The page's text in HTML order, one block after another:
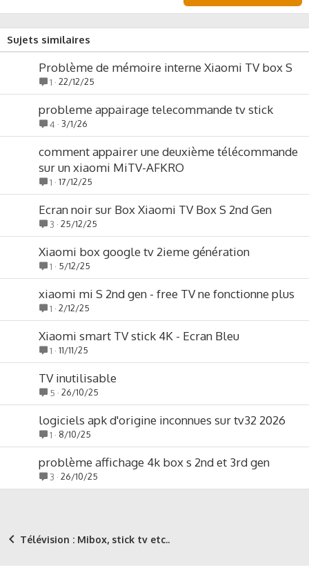
Sujets similaires
Problème de mémoire interne Xiaomi TV box S
1 22/12/25
probleme appairage telecommande tv stick
4 3/1/26
comment appairer une deuxième télécommande
sur un xiaomi MiTV-AFKRO
1 17/12/25
Ecran noir sur Box Xiaomi TV Box S 2nd Gen
3 25/12/25
Xiaomi box google tv 2ieme génération
1 5/12/25
xiaomi mi S 2nd gen - free TV ne fonctionne plus
1 2/12/25
Xiaomi smart TV stick 4K - Ecran Bleu
1 11/11/25
TV inutilisable
5 26/10/25
logiciels apk d'origine inconnues sur tv32 2026
1 8/10/25
problème affichage 4k box s 2nd et 3rd gen
3 26/10/25
Télévision : Mibox, stick tv etc..